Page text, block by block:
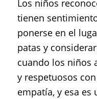
Los niños
tienen
ponerse en el
patas y
cuando los niños
y respetuosos
empatía, y esa es